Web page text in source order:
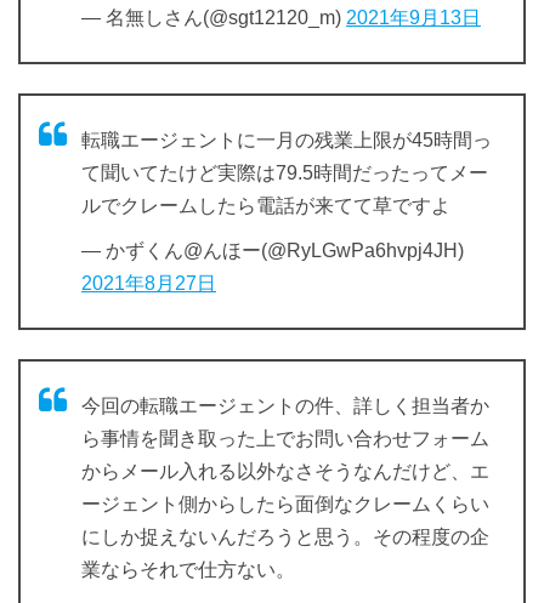
— 名無しさん(@sgt12120_m) 2021年9月13日
転職エージェントに一月の残業上限が45時間っ
て聞いてたけど実際は79.5時間だったってメー
ルでクレームしたら電話が来てて草ですよ
— かずくん@んほー(@RyLGwPa6hvpj4JH)
2021年8月27日
今回の転職エージェントの件、詳しく担当者か
ら事情を聞き取った上でお問い合わせフォーム
からメール入れる以外なさそうなんだけど、エ
ージェント側からしたら面倒なクレームくらい
にしか捉えないんだろうと思う。その程度の企
業ならそれで仕方ない。